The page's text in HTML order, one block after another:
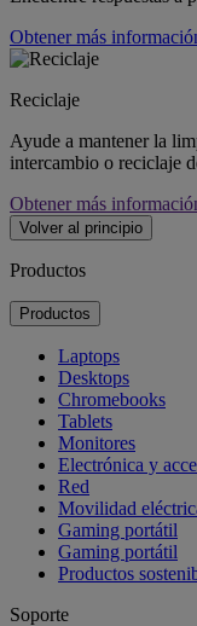
Obtener más
Reciclaje
Ayude a mantener la
intercambio o reciclaje
Obtener más
Volver al principio
Productos
Productos
Laptops
Desktops
Chromebooks
Tablets
Monitores
Electrónica y
Red
Movilidad
Gaming portátil
Gaming portátil
Productos
Soporte